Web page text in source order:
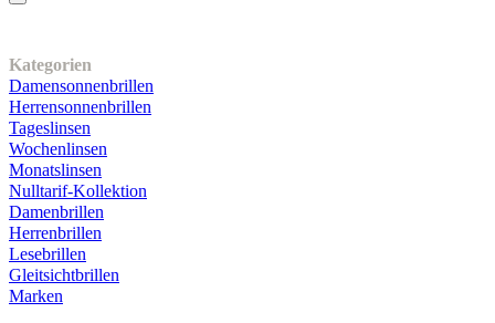
Kategorien
Damensonnenbrillen
Herrensonnenbrillen
Tageslinsen
Wochenlinsen
Monatslinsen
Nulltarif-Kollektion
Damenbrillen
Herrenbrillen
Lesebrillen
Gleitsichtbrillen
Marken